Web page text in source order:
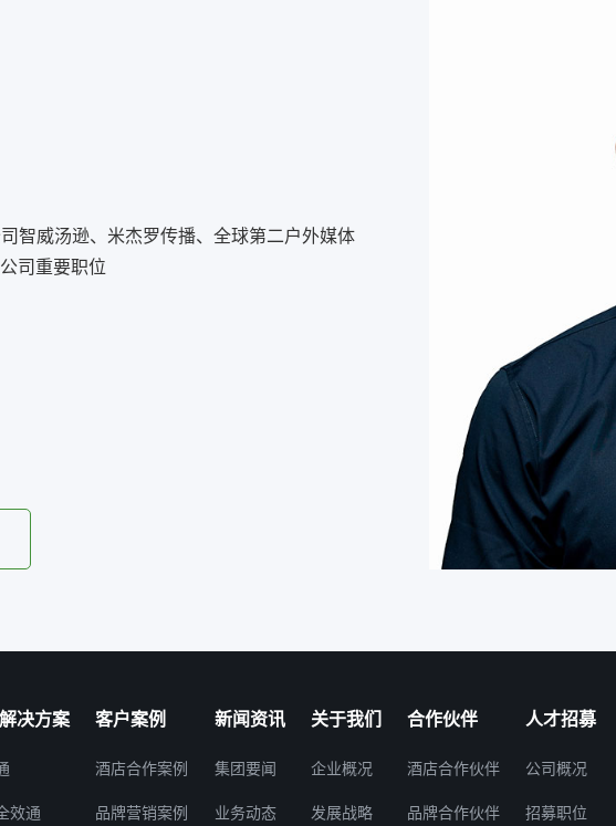
智威汤逊、米杰罗传播、全球第二户外媒体
司重要职位
决方案
效通
客户案例
酒店合作案例
品牌营销案例
新闻资讯
集团要闻
业务动态
关于我们
企业概况
发展战略
合作伙伴
酒店合作伙伴
品牌合作伙伴
人才招募
公司概况
招募职位